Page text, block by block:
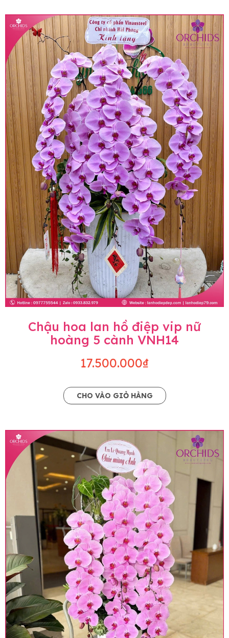
• Giá trên được miễn ship giao trong nội thành,
miễn phí in thiệp - banner theo yêu cầu khách
hàng.
• Beautiful Orchids liên kết với các cửa hàng
trên toàn quốc để phục vụ giao hoa tận nơi, mỗi
khu vực sẽ có mức giá khác nhau (tùy vào chi
phí mặt bằng, nguyên vật liệu,..) nên giá có thể sẽ
thay đổi so với giá niêm yết trên website. Khách
hàng ở Tỉnh thành khác vui lòng chủ động hỏi lại
giá trước khi đặt hàng, shop sẽ chủ động báo giá
chính xác khi có địa chỉ giao hàng cụ thể.
Chậu hoa lan hồ điệp vip nữ
hoàng 5 cành VNH14
17.500.000₫
CHO VÀO GIỎ HÀNG